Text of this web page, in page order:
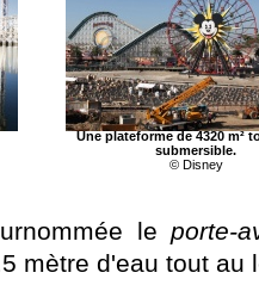
Une plateforme de 4320 m²
submersible.
© Disney
le porte-
mètre d'eau tout au